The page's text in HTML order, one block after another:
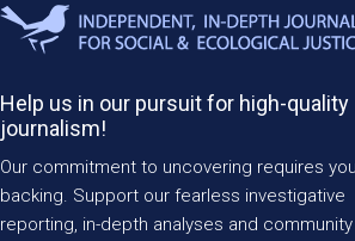
Help us in our pursuit for high-quality
journalism!
Our commitment to uncovering requires
backing. Support our fearless investigative
reporting, in-depth analyses and community